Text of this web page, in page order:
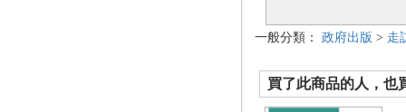
一般分類： 政府出版 > 走
買了此商品的人，也